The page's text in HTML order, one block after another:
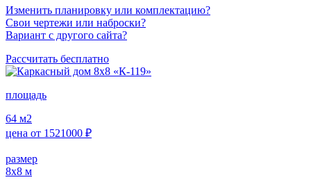
Изменить планировку или комплектацию?
Свои чертежи или наброски?
Вариант с другого сайта?
Рассчитать бесплатно
площадь
64 м2
цена от 1521000 ₽
размер
8х8 м